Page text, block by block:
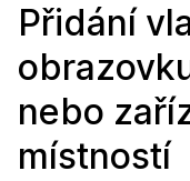
Přidání
nebo
místností